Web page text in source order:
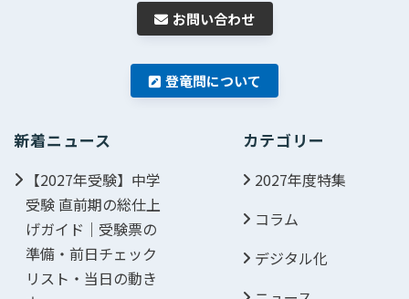
お問い合わせ
登竜問について
新着ニュース
【2027年受験】中学
受験 直前期の総仕上
げガイド｜受験票の
準備・前日チェック
リスト・当日の動き
カテゴリー
2027年度特集
コラム
デジタル化